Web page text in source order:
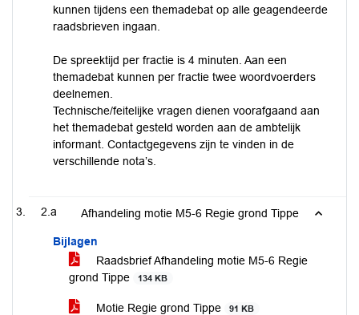
kunnen tijdens een themadebat op alle geagendeerde
raadsbrieven ingaan.
De spreektijd per fractie is 4 minuten. Aan een
themadebat kunnen per fractie twee woordvoerders
deelnemen.
Technische/feitelijke vragen dienen voorafgaand aan
het themadebat gesteld worden aan de ambtelijk
informant. Contactgegevens zijn te vinden in de
verschillende nota’s.
2.a Afhandeling motie M5-6 Regie grond Tippe
Bijlagen
Raadsbrief Afhandeling motie M5-6 Regie
grond Tippe
134 KB
Motie Regie grond Tippe 91 KB